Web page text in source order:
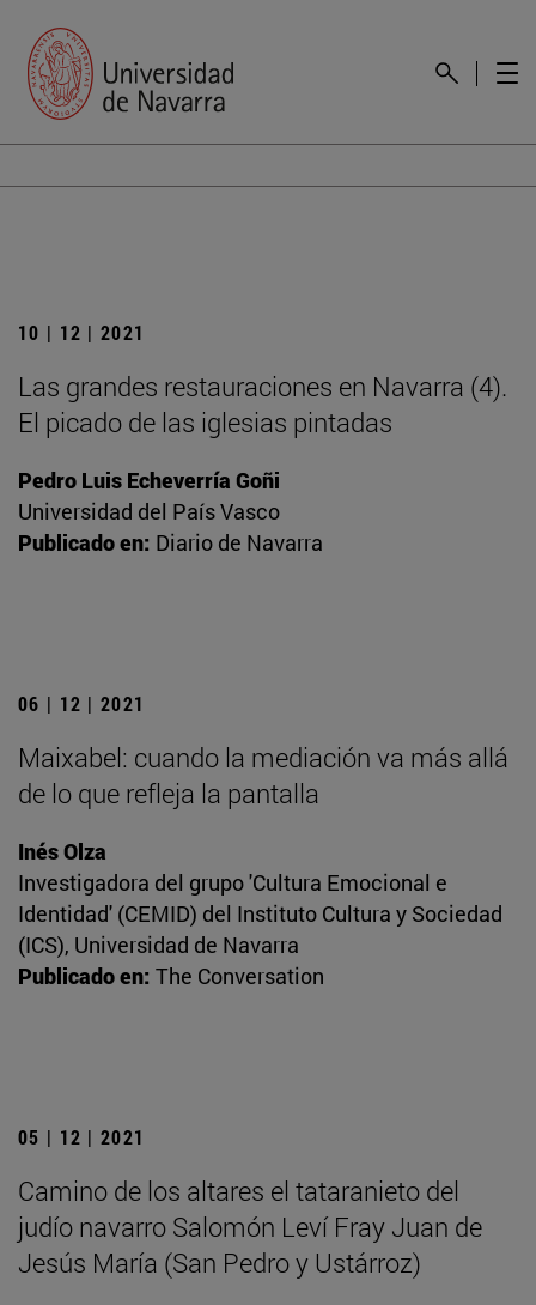
10 | 12 | 2021
Las grandes restauraciones en Navarra (4).
El picado de las iglesias pintadas
Pedro Luis Echeverría Goñi
Universidad del País Vasco
Publicado en: Diario de Navarra
06 | 12 | 2021
Maixabel: cuando la mediación va más allá
de lo que refleja la pantalla
Inés Olza
Investigadora del grupo 'Cultura Emocional e
Identidad' (CEMID) del Instituto Cultura y Sociedad
(ICS), Universidad de Navarra
Publicado en: The Conversation
05 | 12 | 2021
Camino de los altares el tataranieto del
judío navarro Salomón Leví Fray Juan de
Jesús María (San Pedro y Ustárroz)